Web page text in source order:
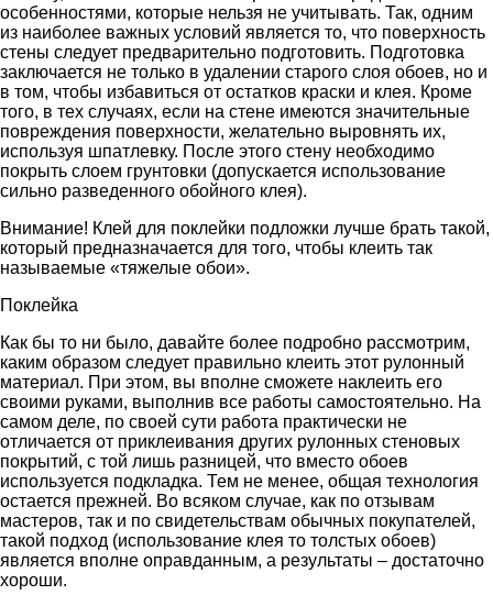
особенностями, которые нельзя не учитывать. Так, одним
из наиболее важных условий является то, что поверхность
стены следует предварительно подготовить. Подготовка
заключается не только в удалении старого слоя обоев, но и
в том, чтобы избавиться от остатков краски и клея. Кроме
того, в тех случаях, если на стене имеются значительные
повреждения поверхности, желательно выровнять их,
используя шпатлевку. После этого стену необходимо
покрыть слоем грунтовки (допускается использование
сильно разведенного обойного клея).
Внимание! Клей для поклейки подложки лучше брать такой,
который предназначается для того, чтобы клеить так
называемые «тяжелые обои».
Поклейка
Как бы то ни было, давайте более подробно рассмотрим,
каким образом следует правильно клеить этот рулонный
материал. При этом, вы вполне сможете наклеить его
своими руками, выполнив все работы самостоятельно. На
самом деле, по своей сути работа практически не
отличается от приклеивания других рулонных стеновых
покрытий, с той лишь разницей, что вместо обоев
используется подкладка. Тем не менее, общая технология
остается прежней. Во всяком случае, как по отзывам
мастеров, так и по свидетельствам обычных покупателей,
такой подход (использование клея то толстых обоев)
является вполне оправданным, а результаты – достаточно
хороши.